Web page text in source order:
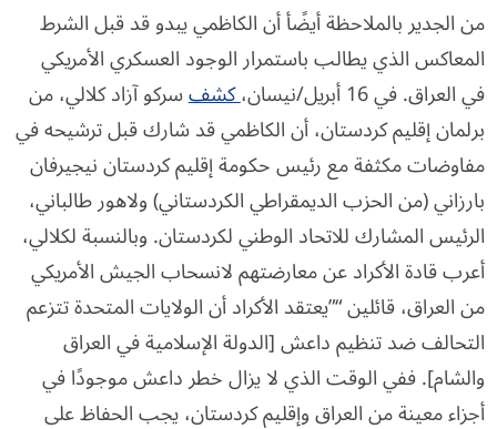
من الجدير بالملاحظة أيضًأ أن الكاظمي يبدو قد قبل الشرط
المعاكس الذي يطالب باستمرار الوجود العسكري الأمريكي
في العراق. في 16 أبريل/نيسان،
كشفسركو آزاد كلالي، من
برلمان إقليم كردستان، أن الكاظمي قد شارك قبل ترشيحه في
مفاوضات مكثفة مع رئيس حكومة إقليم كردستان نيجيرفان
بارزاني (من الحزب الديمقراطي الكردستاني) ولاهور طالباني،
الرئيس المشارك للاتحاد الوطني لكردستان. وبالنسبة لكلالي،
أعرب قادة الأكراد عن معارضتهم لانسحاب الجيش الأمريكي
من العراق، قائلين “”يعتقد الأكراد أن الولايات المتحدة تتزعم
التحالف ضد تنظيم داعش [الدولة الإسلامية في العراق
والشام]. ففي الوقت الذي لا يزال خطر داعش موجودًا في
أجزاء معينة من العراق وإقليم كردستان، يجب الحفاظ على